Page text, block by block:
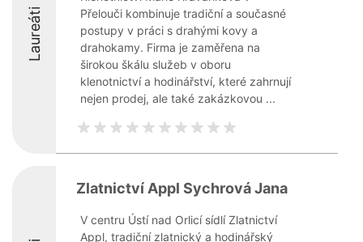
Laureáti
Přelouči kombinuje tradiční a současné
postupy v práci s drahými kovy a
drahokamy. Firma je zaměřena na
širokou škálu služeb v oboru
klenotnictví a hodinářství, které zahrnují
nejen prodej, ale také zakázkovou ...
Zlatnictví Appl Sychrová Jana
V centru Ústí nad Orlicí sídlí Zlatnictví
Appl, tradiční zlatnický a hodinářský